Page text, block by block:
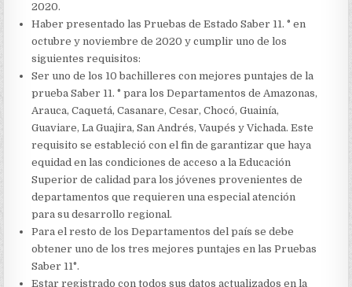
2020.
Haber presentado las Pruebas de Estado Saber 11. ° en
octubre y noviembre de 2020 y cumplir uno de los
siguientes requisitos:
Ser uno de los 10 bachilleres con mejores puntajes de la
prueba Saber 11. ° para los Departamentos de Amazonas,
Arauca, Caquetá, Casanare, Cesar, Chocó, Guainía,
Guaviare, La Guajira, San Andrés, Vaupés y Vichada. Este
requisito se estableció con el fin de garantizar que haya
equidad en las condiciones de acceso a la Educación
Superior de calidad para los jóvenes provenientes de
departamentos que requieren una especial atención
para su desarrollo regional.
Para el resto de los Departamentos del país se debe
obtener uno de los tres mejores puntajes en las Pruebas
Saber 11°.
Estar registrado con todos sus datos actualizados en la